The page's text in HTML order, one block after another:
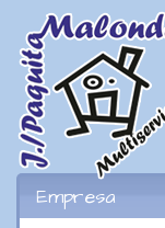
Empresa